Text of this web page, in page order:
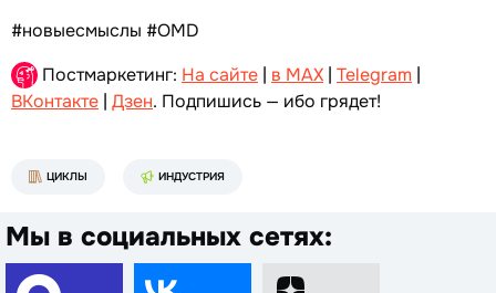
#новыесмыслы #OMD
Постмаркетинг: На сайте | в MAX | Telegram |
ВКонтакте | Дзен. Подпишись — ибо грядет!
ЦИКЛЫ ИНДУСТРИЯ
Мы в социальных сетях: